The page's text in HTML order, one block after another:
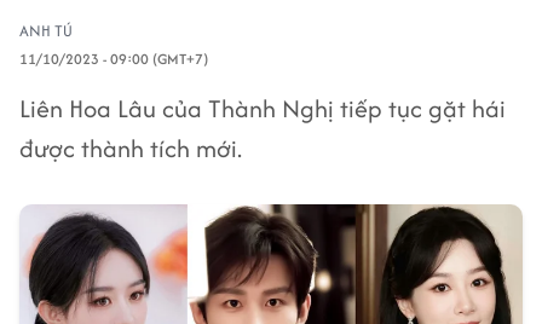
ANH TÚ
11/10/2023 - 09:00 (GMT+7)
Liên Hoa Lâu của Thành Nghị tiếp tục gặt hái
được thành tích mới.